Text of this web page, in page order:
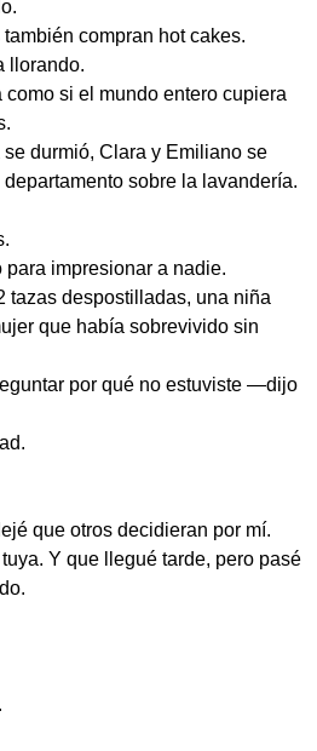
compran hot cakes.
llorando.
si el mundo entero cupiera
durmió, Clara y Emiliano se
sobre la lavandería.
impresionar a nadie.
tazas despostilladas, una niña
que había sobrevivido sin
por qué no estuviste —dijo
que otros decidieran por mí.
Y que llegué tarde, pero pasé